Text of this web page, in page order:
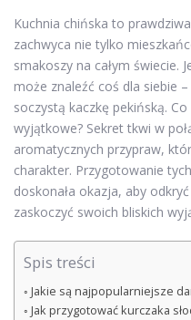
Kuchnia chińska to
zachwyca nie tylko
smakoszy na całym świecie.
może znaleźć coś dla siebie
soczystą kaczkę pekińską.
wyjątkowe? Sekret tkwi w
aromatycznych przypraw,
charakter. Przygotowanie
doskonała okazja, aby
zaskoczyć swoich bliskich
Spis treści
Jakie są najpopularniejsze
Jak przygotować kurczaka